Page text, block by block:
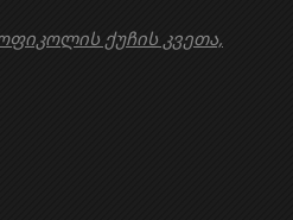
ქუჩის კვეთა,